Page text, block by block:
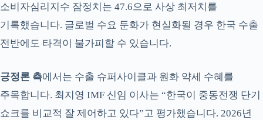
소비자심리지수 잠정치는 47.6으로 사상 최저치를
기록했습니다. 글로벌 수요 둔화가 현실화될 경우 한국 수출
전반에도 타격이 불가피할 수 있습니다.
긍정론 측에서는 수출 슈퍼사이클과 원화 약세 수혜를
주목합니다. 최지영 IMF 신임 이사는 “한국이 중동전쟁 단기
쇼크를 비교적 잘 제어하고 있다”고 평가했습니다. 2026년